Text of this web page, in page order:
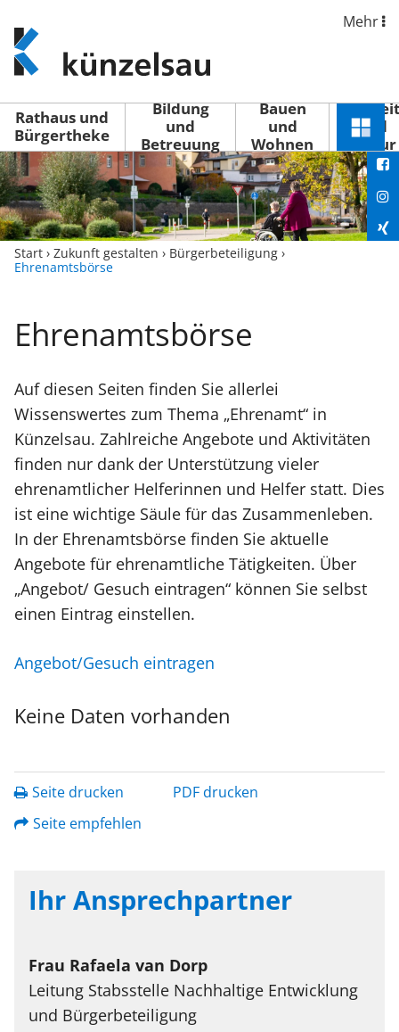
www.kuenzelsau.de
(zur
Startseite)
Mehr
Rathaus und
Bürgertheke
Bildung
und
Betreuung
Bauen
und
Wohnen
Freizeit
und
Kultur
Menü
Start › Zukunft gestalten › Bürgerbeteiligung ›
Ehrenamtsbörse
Ehrenamtsbörse
Auf diesen Seiten finden Sie allerlei
Wissenswertes zum Thema „Ehrenamt“ in
Künzelsau. Zahlreiche Angebote und Aktivitäten
finden nur dank der Unterstützung vieler
ehrenamtlicher Helferinnen und Helfer statt. Dies
ist eine wichtige Säule für das Zusammenleben.
In der Ehrenamtsbörse finden Sie aktuelle
Angebote für ehrenamtliche Tätigkeiten. Über
„Angebot/ Gesuch eintragen“ können Sie selbst
einen Eintrag einstellen.
Angebot/Gesuch eintragen
Keine Daten vorhanden
Seite drucken
PDF drucken
Seite empfehlen
Ihr Ansprechpartner
Frau Rafaela van Dorp
Leitung Stabsstelle Nachhaltige Entwicklung
und Bürgerbeteiligung